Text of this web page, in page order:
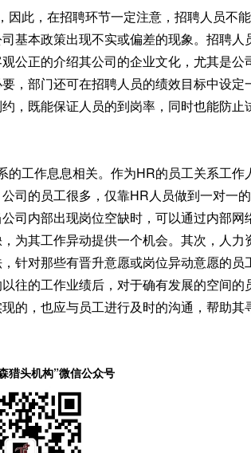
此，在招聘环节一定注意，招聘人员不
基本政策出现不实或偏差的现象。招聘人
公正的介绍其公司的企业文化，尤其是公
，部门还可在招聘人员的绩效目标中设定
，既能保证人员的到岗率，同时也能防止
工作息息相关。作为HR的员工关系工作
司的员工很多，仅靠HR人员做到一对一
司内部出现岗位空缺时，可以通过内部网
为其工作异动提供一个机会。其次，人力
针对那些有晋升意愿或岗位异动意愿的员
往的工作业绩后，对于确有发展的空间的
的，也应与员工进行及时的沟通，帮助其
猎头机构”微信公众号